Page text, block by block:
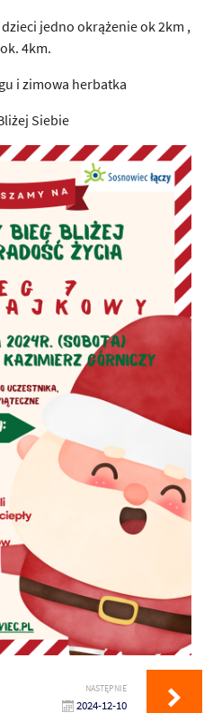
jedno okrążenie ok 2km ,
4km.
i zimowa herbatka
Siebie
NASTĘPNIE
2024-12-10